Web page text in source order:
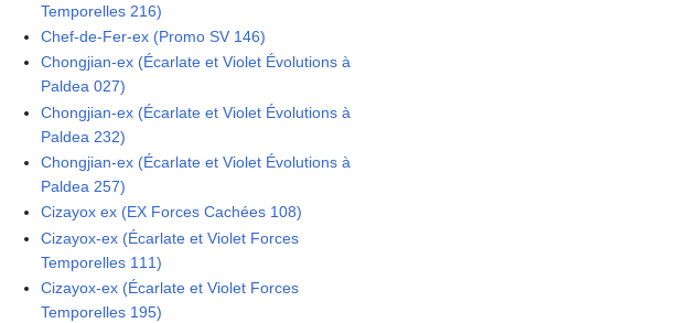
Temporelles 216)
Chef-de-Fer-ex (Promo SV 146)
Chongjian-ex (Écarlate et Violet Évolutions à
Paldea 027)
Chongjian-ex (Écarlate et Violet Évolutions à
Paldea 232)
Chongjian-ex (Écarlate et Violet Évolutions à
Paldea 257)
Cizayox ex (EX Forces Cachées 108)
Cizayox-ex (Écarlate et Violet Forces
Temporelles 111)
Cizayox-ex (Écarlate et Violet Forces
Temporelles 195)